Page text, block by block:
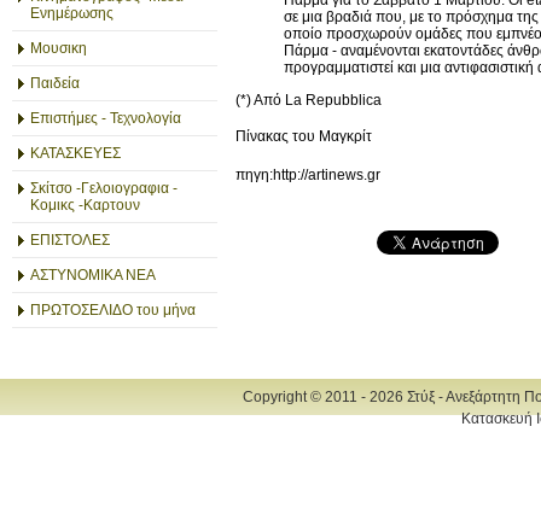
Ενημέρωσης
Μουσικη
Παιδεία
Επιστήμες - Τεχνολογία
ΚΑΤΑΣΚΕΥΕΣ
Σκίτσο -Γελοιογραφια -
Κομικς -Καρτουν
ΕΠΙΣΤΟΛΕΣ
ΑΣΤΥΝΟΜΙΚΑ ΝΕΑ
ΠΡΩΤΟΣΕΛΙΔΟ του μήνα
σε μια βραδιά που, με το πρόσχημα της
οποίο προσχωρούν ομάδες που
Πάρμα - αναμένονται εκατοντάδες
προγραμματιστεί και μια
(*) Από La Repubblica
Πίνακας του Μαγκρίτ
πηγη:http://artinews.gr
Copyright © 2011 - 2026 Στύξ - Ανεξάρτητη
Κατασκευή